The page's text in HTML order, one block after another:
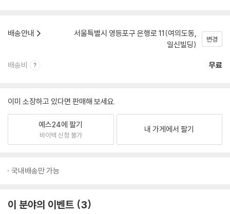
배송안내
서울특별시 영등포구 은행로 11(여의도동,
일신빌딩)
변경
배송비 무료
이미 소장하고 있다면 판매해 보세요.
예스24에 팔기
바이백 신청 불가
내 가게에서 팔기
국내배송만 가능
이 분야의 이벤트 3